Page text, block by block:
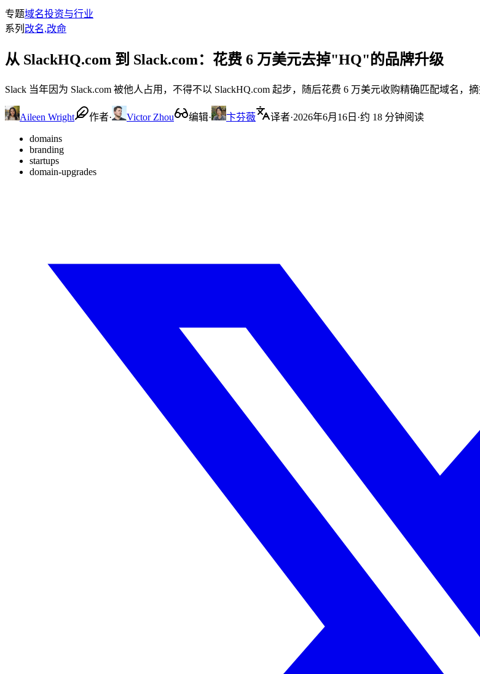
专题域名投资与行业
系列 改名,改命
从 SlackHQ.com 到 Slack.com：花费 6 万美元去掉"HQ"的品牌升级
Slack 当年因为 Slack.com 被他人占用，不得不以 SlackHQ.com 起步，随后花费 6 万美元收购精确匹配域名
Aileen Wright 作者· Victor Zhou 编辑· 卞芬薇 译者·2026年6月16日 ·约 18 分钟阅读
domains
branding
startups
domain-upgrades